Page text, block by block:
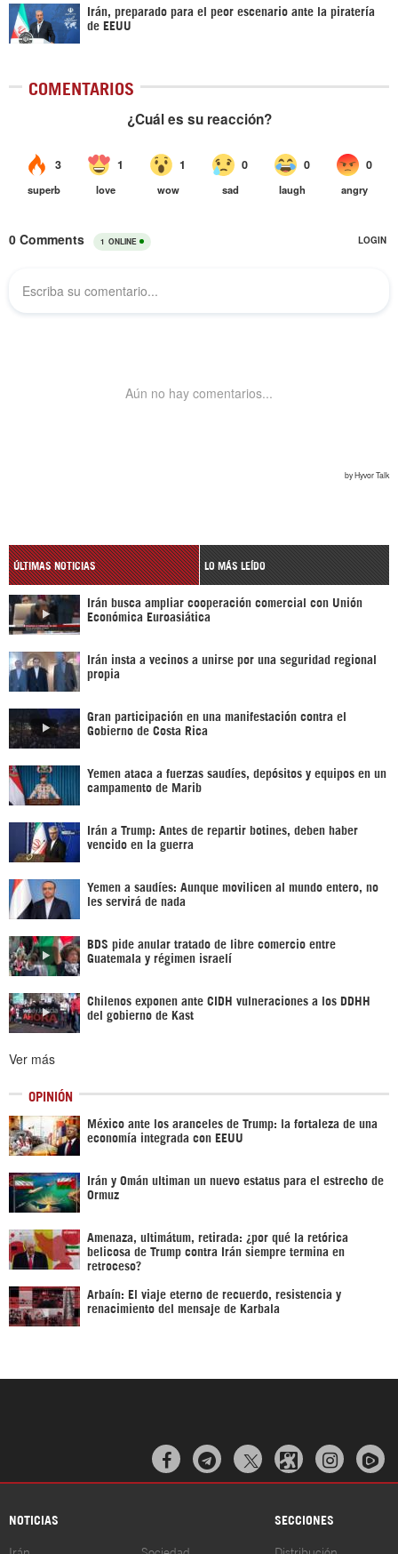
Irán, preparado para el peor escenario ante la piratería
de EEUU
COMENTARIOS
ÚLTIMAS NOTICIAS LO MÁS LEÍDO
Irán busca ampliar cooperación comercial con Unión
Económica Euroasiática
Irán insta a vecinos a unirse por una seguridad regional
propia
Gran participación en una manifestación contra el
Gobierno de Costa Rica
Yemen ataca a fuerzas saudíes, depósitos y equipos en un
campamento de Marib
Irán a Trump: Antes de repartir botines, deben haber
vencido en la guerra
Yemen a saudíes: Aunque movilicen al mundo entero, no
les servirá de nada
BDS pide anular tratado de libre comercio entre
Guatemala y régimen israelí
Chilenos exponen ante CIDH vulneraciones a los DDHH
del gobierno de Kast
Ver más
OPINIÓN
México ante los aranceles de Trump: la fortaleza de una
economía integrada con EEUU
Irán y Omán ultiman un nuevo estatus para el estrecho de
Ormuz
Amenaza, ultimátum, retirada: ¿por qué la retórica
belicosa de Trump contra Irán siempre termina en
retroceso?
Arbaín: El viaje eterno de recuerdo, resistencia y
renacimiento del mensaje de Karbala
  
NOTICIAS SECCIONES
Irán Sociedad Distribución